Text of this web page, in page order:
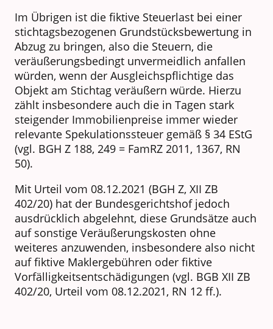
Im Übrigen ist die fiktive Steuerlast bei einer
stichtagsbezogenen Grundstücksbewertung in
Abzug zu bringen, also die Steuern, die
veräußerungsbedingt unvermeidlich anfallen
würden, wenn der Ausgleichspflichtige das
Objekt am Stichtag veräußern würde. Hierzu
zählt insbesondere auch die in Tagen stark
steigender Immobilienpreise immer wieder
relevante Spekulationssteuer gemäß § 34 EStG
(vgl. BGH Z 188, 249 = FamRZ 2011, 1367, RN
50).
Mit Urteil vom 08.12.2021 (BGH Z, XII ZB
402/20) hat der Bundesgerichtshof jedoch
ausdrücklich abgelehnt, diese Grundsätze auch
auf sonstige Veräußerungskosten ohne
weiteres anzuwenden, insbesondere also nicht
auf fiktive Maklergebühren oder fiktive
Vorfälligkeitsentschädigungen (vgl. BGB XII ZB
402/20, Urteil vom 08.12.2021, RN 12 ff.).